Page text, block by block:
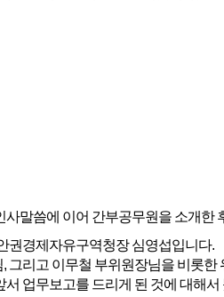
말씀에 이어 간부공무원을 소개한
권경제자유구역청장 심영섭입니다.
그리고 이무철 부위원장님을 비롯한
업무보고를 드리게 된 것에 대해